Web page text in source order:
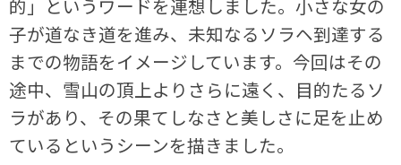
的」というワードを連想しました。小さな女の
子が道なき道を進み、未知なるソラヘ到達する
までの物語をイメージしています。今回はその
途中、雪山の頂上よりさらに遠く、目的たるソ
ラがあり、その果てしなさと美しさに足を止め
ているというシーンを描きました。